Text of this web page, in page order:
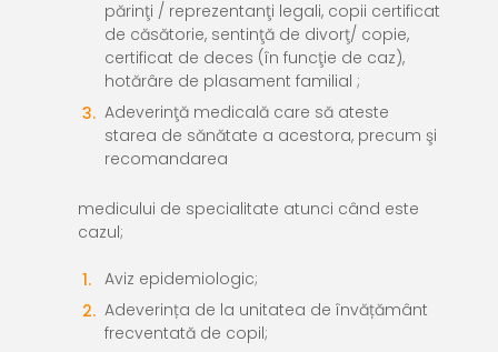
părinţi / reprezentanţi legali, copii certificat
de căsătorie, sentinţă de divorţ/ copie,
certificat de deces (în funcţie de caz),
hotărâre de plasament familial ;
Adeverinţă medicală care să ateste
starea de sănătate a acestora, precum şi
recomandarea
medicului de specialitate atunci când este
cazul;
Aviz epidemiologic;
Adeverința de la unitatea de învățământ
frecventată de copil;